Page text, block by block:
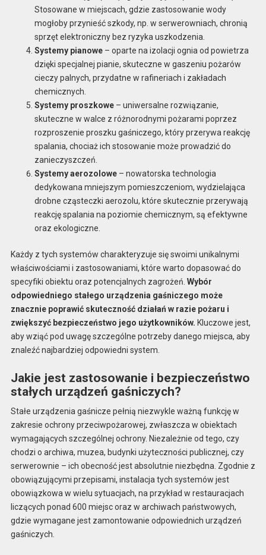
Stosowane w miejscach, gdzie zastosowanie wody
mogłoby przynieść szkody, np. w serwerowniach, chronią
sprzęt elektroniczny bez ryzyka uszkodzenia.
Systemy pianowe– oparte na izolacji ognia od powietrza
dzięki specjalnej pianie, skuteczne w gaszeniu pożarów
cieczy palnych, przydatne w rafineriach i zakładach
chemicznych.
Systemy proszkowe– uniwersalne rozwiązanie,
skuteczne w walce z różnorodnymi pożarami poprzez
rozproszenie proszku gaśniczego, który przerywa reakcję
spalania, chociaż ich stosowanie może prowadzić do
zanieczyszczeń.
Systemy aerozolowe– nowatorska technologia
dedykowana mniejszym pomieszczeniom, wydzielająca
drobne cząsteczki aerozolu, które skutecznie przerywają
reakcję spalania na poziomie chemicznym, są efektywne
oraz ekologiczne.
Każdy z tych systemów charakteryzuje się swoimi unikalnymi
właściwościami i zastosowaniami, które warto dopasować do
specyfiki obiektu oraz potencjalnych zagrożeń. Wybór
odpowiedniego stałego urządzenia gaśniczego może
znacznie poprawić skuteczność działań w razie pożaru i
zwiększyć bezpieczeństwo jego użytkowników. Kluczowe jest,
aby wziąć pod uwagę szczególne potrzeby danego miejsca, aby
znaleźć najbardziej odpowiedni system.
Jakie jest zastosowanie i bezpieczeństwo
stałych urządzeń gaśniczych?
Stałe urządzenia gaśnicze pełnią niezwykle ważną funkcję w
zakresie ochrony przeciwpożarowej, zwłaszcza w obiektach
wymagających szczególnej ochrony. Niezależnie od tego, czy
chodzi o archiwa, muzea, budynki użyteczności publicznej, czy
serwerownie – ich obecność jest absolutnie niezbędna. Zgodnie z
obowiązującymi przepisami, instalacja tych systemów jest
obowiązkowa w wielu sytuacjach, na przykład w restauracjach
liczących ponad 600 miejsc oraz w archiwach państwowych,
gdzie wymagane jest zamontowanie odpowiednich urządzeń
gaśniczych.